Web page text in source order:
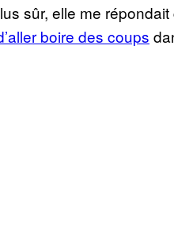
sûr, elle me
boire des coups